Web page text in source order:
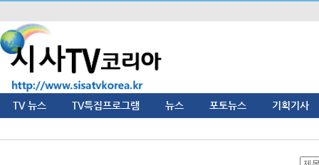
TV 뉴스 TV특집프로그램 뉴스 포토뉴스 기획기사